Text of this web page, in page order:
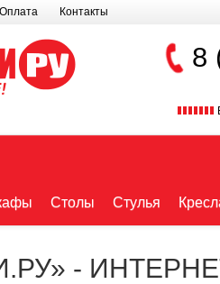
Оплата Контакты
8
Столы Стулья
-